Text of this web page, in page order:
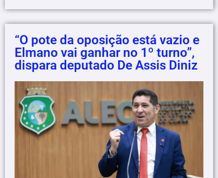
“O pote da oposição está vazio e
Elmano vai ganhar no 1º turno”,
dispara deputado De Assis Diniz